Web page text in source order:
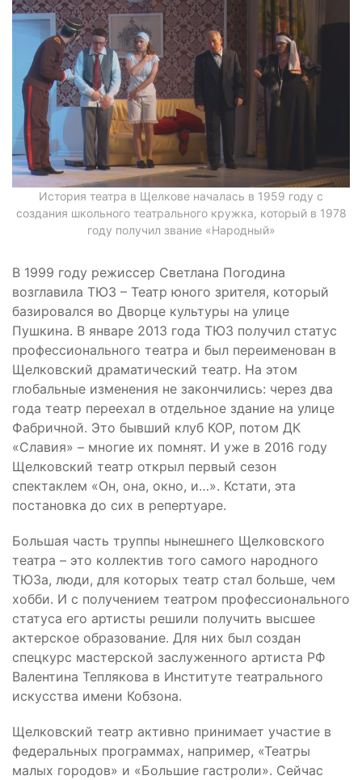
История театра в Щелкове началась в 1959 году с
создания школьного театрального кружка, который в 1978
году получил звание «Народный»
В 1999 году режиссер Светлана Погодина
возглавила ТЮЗ – Театр юного зрителя, который
базировался во Дворце культуры на улице
Пушкина. В январе 2013 года ТЮЗ получил статус
профессионального театра и был переименован в
Щелковский драматический театр. На этом
глобальные изменения не закончились: через два
года театр переехал в отдельное здание на улице
Фабричной. Это бывший клуб КОР, потом ДК
«Славия» – многие их помнят. И уже в 2016 году
Щелковский театр открыл первый сезон
спектаклем «Он, она, окно, и…». Кстати, эта
постановка до сих в репертуаре.
Большая часть труппы нынешнего Щелковского
театра – это коллектив того самого народного
ТЮЗа, люди, для которых театр стал больше, чем
хобби. И с получением театром профессионального
статуса его артисты решили получить высшее
актерское образование. Для них был создан
спецкурс мастерской заслуженного артиста РФ
Валентина Теплякова в Институте театрального
искусства имени Кобзона.
Щелковский театр активно принимает участие в
федеральных программах, например, «Театры
малых городов» и «Большие гастроли». Сейчас